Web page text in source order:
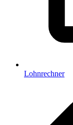
Lohnrechner